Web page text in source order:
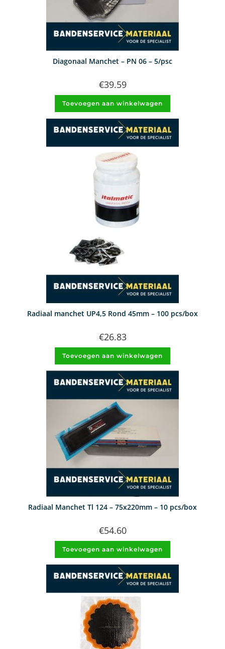
Diagonaal Manchet – PN 06 – 5/psc
€39.59
Toevoegen aan winkelwagen
Radiaal manchet UP4,5 Rond 45mm – 100 pcs/box
€26.83
Toevoegen aan winkelwagen
Radiaal Manchet Tl 124 – 75x220mm – 10 pcs/box
€54.60
Toevoegen aan winkelwagen